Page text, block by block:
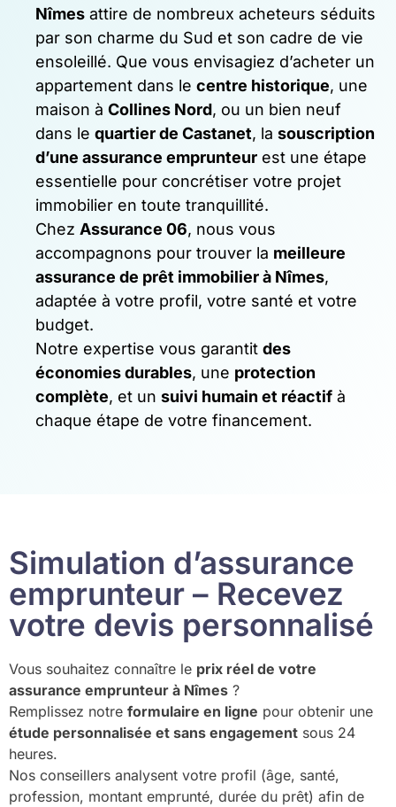
Nîmes attire de nombreux acheteurs séduits
par son charme du Sud et son cadre de vie
ensoleillé. Que vous envisagiez d’acheter un
appartement dans lecentre historique, une
maison àCollines Nord, ou un bien neuf
dans lequartier de Castanet, lasouscription
d’une assurance emprunteur est une étape
essentielle pour concrétiser votre projet
immobilier en toute tranquillité.
Chez Assurance 06, nous vous
accompagnons pour trouver la meilleure
assurance de prêt immobilier à Nîmes,
adaptée à votre profil, votre santé et votre
budget.
Notre expertise vous garantitdes
économies durables, une protection
complète, et unsuivi humain et réactif à
chaque étape de votre financement.
Simulation d’assurance
emprunteur – Recevez
votre devis personnalisé
Vous souhaitez connaître le prix réel de votre
assurance emprunteur à Nîmes ?
Remplissez notre formulaire en ligne pour obtenir une
étude personnalisée et sans engagement sous 24
heures.
Nos conseillers analysent votre profil (âge, santé,
profession, montant emprunté, durée du prêt) afin de